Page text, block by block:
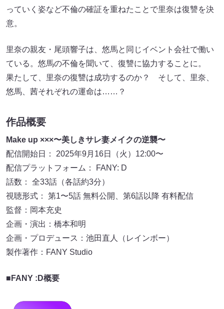
っていく姿など不倫の確証を重ねたことで里奈は復讐を決
意。
里奈の親友・尾頭響子は、悠馬と同じイベント会社で働い
ている。悠馬の不倫を聞いて、復讐に協力することに。
果たして、里奈の復讐は成功するのか？ そして、里奈、
悠馬、茜それぞれの運命は……？
作品概要
Make up ×××〜美しきサレ妻メイクの逆襲〜
配信開始日： 2025年9月16日（火）12:00〜
配信プラットフォーム： FANY: D
話数： 全33話（各話約3分）
視聴形式： 第1〜5話 無料公開、第6話以降 有料配信
監督：岡本充史
企画・演出：橋本和明
企画・プロデュース：池田直人（レインボー）
製作著作：FANY Studio
■FANY :D概要